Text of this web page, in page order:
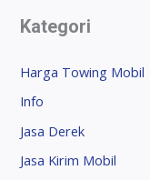
Kategori
Harga Towing Mobil
Info
Jasa Derek
Jasa Kirim Mobil